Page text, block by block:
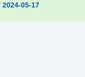
2024-05-17